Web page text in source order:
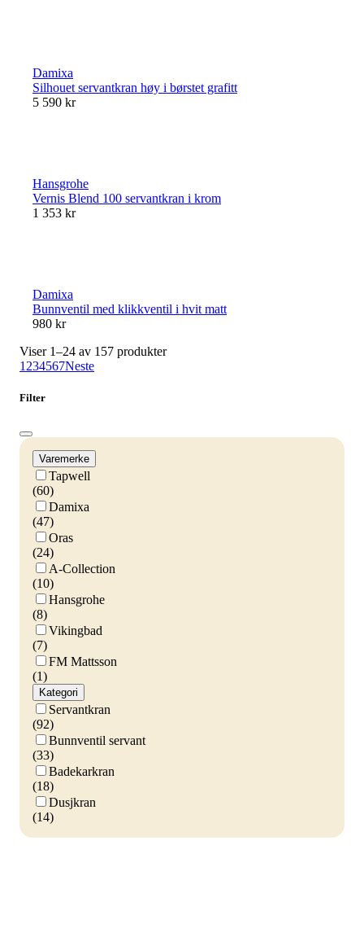
Damixa
Silhouet servantkran høy i børstet grafitt
5 590 kr
Hansgrohe
Vernis Blend 100 servantkran i krom
1 353 kr
Damixa
Bunnventil med klikkventil i hvit matt
980 kr
Viser 1–24 av 157 produkter
1 234567Neste
Filter
Varemerke
Tapwell
(60)
Damixa
(47)
Oras
(24)
A-Collection
(10)
Hansgrohe
(8)
Vikingbad
(7)
FM Mattsson
(1)
Kategori
Servantkran
(92)
Bunnventil servant
(33)
Badekarkran
(18)
Dusjkran
(14)